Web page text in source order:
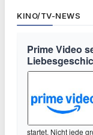
KINO/TV-NEWS
Prime Video
startet. Nicht jede